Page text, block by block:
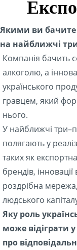
Якими ви бачите
на найближчі
Компанія бачить
алкоголю, а
українського
гравцем, який
нього.
У найближчі
полягають у
таких як
брендів,
роздрібна
людського
Яку роль
може відіграти
про